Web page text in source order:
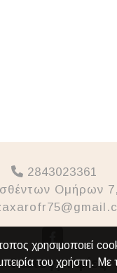
2843023361
Ομήρων
Φωτογραφίες
χρησιμοποιεί
του χρήστη. Με